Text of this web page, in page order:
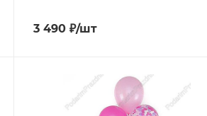
3 490₽/шт